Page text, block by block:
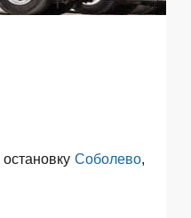
Соболево,